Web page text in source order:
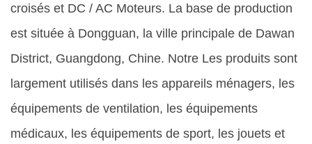
croisés et DC / AC Moteurs. La base de production
est située à Dongguan, la ville principale de Dawan
District, Guangdong, Chine. Notre Les produits sont
largement utilisés dans les appareils ménagers, les
équipements de ventilation, les équipements
médicaux, les équipements de sport, les jouets et